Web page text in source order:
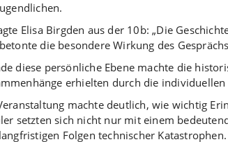
Elisa Birgden aus der 10b: „Die
die besondere Wirkung des
diese persönliche Ebene machte die
erhielten durch die individuellen
machte deutlich, wie wichtig
setzten sich nicht nur mit einem
Folgen technischer Katastrophen.